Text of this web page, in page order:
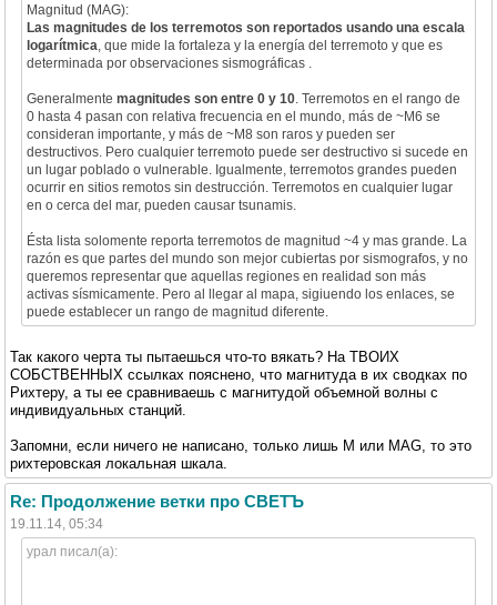
Magnitud (MAG):
Las magnitudes de los terremotos son reportados usando una escala
logarítmica , que mide la fortaleza y la energía del terremoto y que es
determinada por observaciones sismográficas .
Generalmente magnitudes son entre 0 y 10 . Terremotos en el rango de
0 hasta 4 pasan con relativa frecuencia en el mundo, más de ~M6 se
consideran importante, y más de ~M8 son raros y pueden ser
destructivos. Pero cualquier terremoto puede ser destructivo si sucede en
un lugar poblado o vulnerable. Igualmente, terremotos grandes pueden
ocurrir en sitios remotos sin destrucción. Terremotos en cualquier lugar
en o cerca del mar, pueden causar tsunamis.
Ésta lista solomente reporta terremotos de magnitud ~4 y mas grande. La
razón es que partes del mundo son mejor cubiertas por sismografos, y no
queremos representar que aquellas regiones en realidad son más
activas sísmicamente. Pero al llegar al mapa, sigiuendo los enlaces, se
puede establecer un rango de magnitud diferente.
Так какого черта ты пытаешься что-то вякать? На ТВОИХ
СОБСТВЕННЫХ ссылках пояснено, что магнитуда в их сводках по
Рихтеру, а ты ее сравниваешь с магнитудой объемной волны с
индивидуальных станций.
Запомни, если ничего не написано, только лишь М или MAG, то это
рихтеровская локальная шкала.
Re: Продолжение ветки про СВЕТЪ
19.11.14, 05:34
урал писал(а):